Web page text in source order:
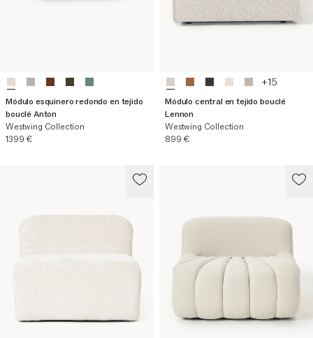
Módulo esquinero redondo en tejido
bouclé Anton
Westwing Collection
Precio actual
1399 €
+15
Módulo central en tejido bouclé
Lennon
Westwing Collection
Precio actual
899 €